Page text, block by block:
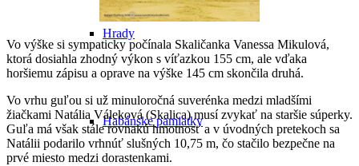
Hrady
Habánske pamiatky
Vo výške si sympaticky počínala Skaličanka Vanessa Mikulová,
ktorá dosiahla zhodný výkon s víťazkou 155 cm, ale vďaka
horšiemu zápisu a oprave na výške 145 cm skončila druhá.
Vo vrhu guľou si už minuloročná suverénka medzi mladšími
žiačkami Natália Váleková (Skalica) musí zvykať na staršie súperky.
Guľa má však stále rovnakú hmotnosť a v úvodných pretekoch sa
Natálii podarilo vrhnúť slušných 10,75 m, čo stačilo bezpečne na
prvé miesto medzi dorastenkami.